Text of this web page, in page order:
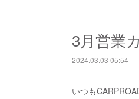
3月営業
2024.03.03 05:54
いつも